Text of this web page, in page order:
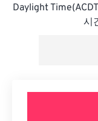
Daylight
시